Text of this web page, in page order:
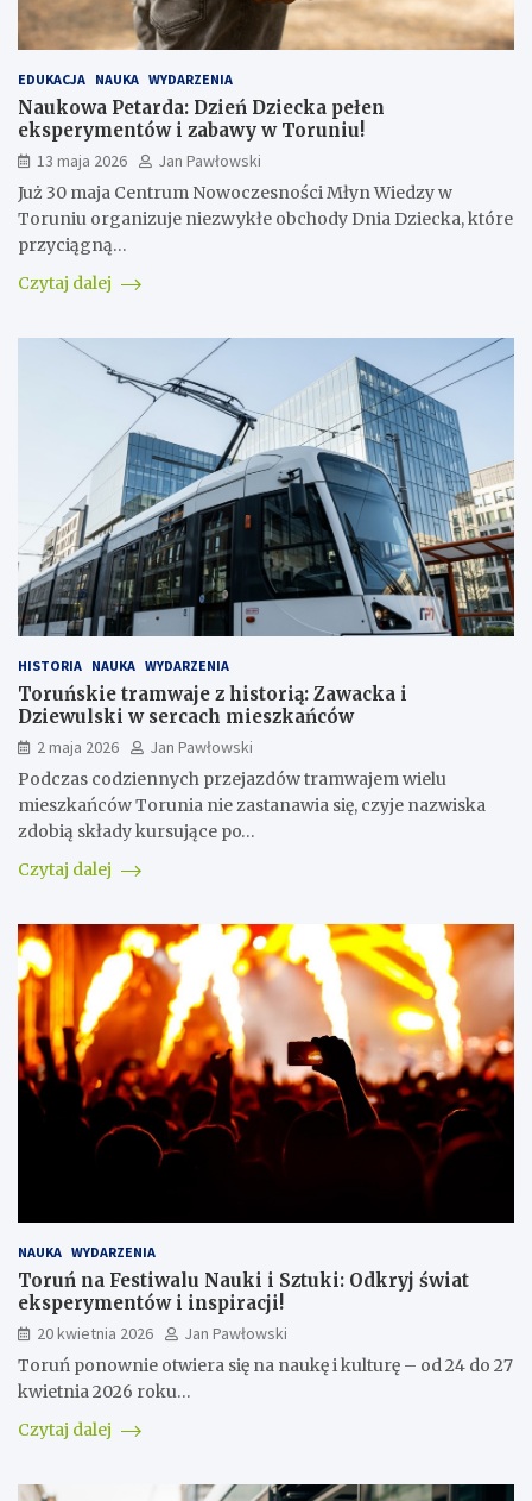
EDUKACJA NAUKA WYDARZENIA
Naukowa Petarda: Dzień Dziecka pełen
eksperymentów i zabawy w Toruniu!
13 maja 2026
Jan Pawłowski
Już 30 maja Centrum Nowoczesności Młyn Wiedzy w
Toruniu organizuje niezwykłe obchody Dnia Dziecka, które
przyciągną…
Czytaj dalej
HISTORIA NAUKA WYDARZENIA
Toruńskie tramwaje z historią: Zawacka i
Dziewulski w sercach mieszkańców
2 maja 2026
Jan Pawłowski
Podczas codziennych przejazdów tramwajem wielu
mieszkańców Torunia nie zastanawia się, czyje nazwiska
zdobią składy kursujące po…
Czytaj dalej
NAUKA WYDARZENIA
Toruń na Festiwalu Nauki i Sztuki: Odkryj świat
eksperymentów i inspiracji!
20 kwietnia 2026
Jan Pawłowski
Toruń ponownie otwiera się na naukę i kulturę – od 24 do 27
kwietnia 2026 roku…
Czytaj dalej